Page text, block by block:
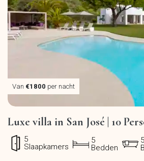
Van €1800 per nacht
Luxe villa in San José | 10
5
Slaapkamers
5
Bedden
5